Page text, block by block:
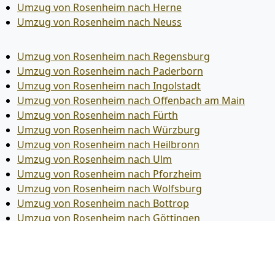
Umzug von Rosenheim nach Herne
Umzug von Rosenheim nach Neuss
Umzug von Rosenheim nach Regensburg
Umzug von Rosenheim nach Paderborn
Umzug von Rosenheim nach Ingolstadt
Umzug von Rosenheim nach Offenbach am Main
Umzug von Rosenheim nach Fürth
Umzug von Rosenheim nach Würzburg
Umzug von Rosenheim nach Heilbronn
Umzug von Rosenheim nach Ulm
Umzug von Rosenheim nach Pforzheim
Umzug von Rosenheim nach Wolfsburg
Umzug von Rosenheim nach Bottrop
Umzug von Rosenheim nach Göttingen